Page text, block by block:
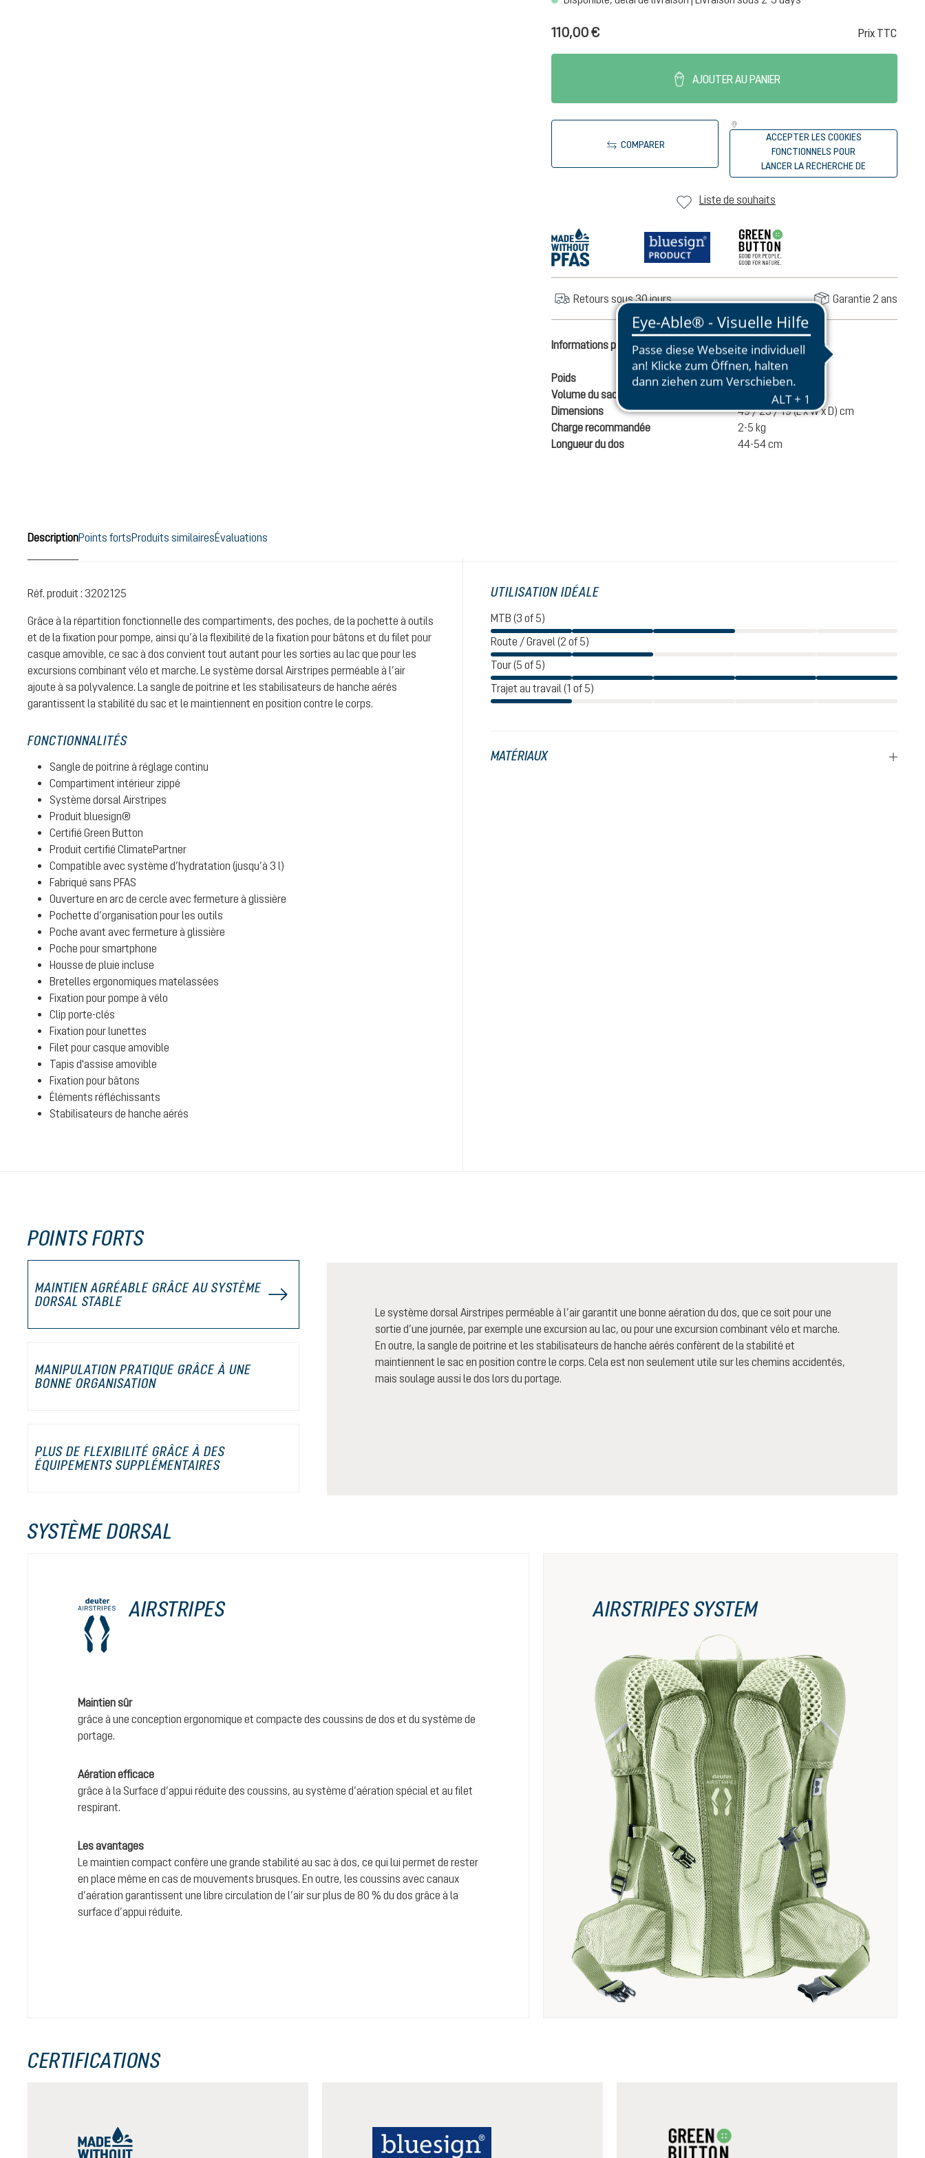
110,00 € Prix TTC
AJOUTER AU PANIER
COMPARER
ACCEPTER LES COOKIES
FONCTIONNELS POUR
LANCER LA RECHERCHE DE
REVENDEURS
Liste de souhaits
Retours sous 30 jours Garantie 2 ans
Informations produit
Poids
720 g
Volume du sac à dos
20 liters
Dimensions
49 / 25 / 19 (L x W x D) cm
Charge recommandée
2-5 kg
Longueur du dos
44-54 cm
DescriptionPoints fortsProduits similairesÉvaluations
Réf. produit : 3202125
Grâce à la répartition fonctionnelle des compartiments, des poches, de la pochette à outils
et de la fixation pour pompe, ainsi qu’à la flexibilité de la fixation pour bâtons et du filet pour
casque amovible, ce sac à dos convient tout autant pour les sorties au lac que pour les
excursions combinant vélo et marche. Le système dorsal Airstripes perméable à l’air
ajoute à sa polyvalence. La sangle de poitrine et les stabilisateurs de hanche aérés
garantissent la stabilité du sac et le maintiennent en position contre le corps.
FONCTIONNALITÉS
Sangle de poitrine à réglage continu
Compartiment intérieur zippé
Système dorsal Airstripes
Produit bluesign®
Certifié Green Button
Produit certifié ClimatePartner
Compatible avec système d’hydratation (jusqu’à 3 l)
Fabriqué sans PFAS
Ouverture en arc de cercle avec fermeture à glissière
Pochette d’organisation pour les outils
Poche avant avec fermeture à glissière
Poche pour smartphone
Housse de pluie incluse
Bretelles ergonomiques matelassées
Fixation pour pompe à vélo
Clip porte-clés
Fixation pour lunettes
Filet pour casque amovible
Tapis d'assise amovible
Fixation pour bâtons
Éléments réfléchissants
Stabilisateurs de hanche aérés
UTILISATION IDÉALE
MTB (3 of 5)
Route / Gravel (2 of 5)
Tour (5 of 5)
Trajet au travail (1 of 5)
MATÉRIAUX
POINTS FORTS
MAINTIEN AGRÉABLE GRÂCE AU SYSTÈME
DORSAL STABLE
MANIPULATION PRATIQUE GRÂCE À UNE
BONNE ORGANISATION
PLUS DE FLEXIBILITÉ GRÂCE À DES
ÉQUIPEMENTS SUPPLÉMENTAIRES
Le système dorsal Airstripes perméable à l’air garantit une bonne aération du dos, que ce soit pour une
sortie d’une journée, par exemple une excursion au lac, ou pour une excursion combinant vélo et marche.
En outre, la sangle de poitrine et les stabilisateurs de hanche aérés confèrent de la stabilité et
maintiennent le sac en position contre le corps. Cela est non seulement utile sur les chemins accidentés,
mais soulage aussi le dos lors du portage.
SYSTÈME DORSAL
AIRSTRIPES
Maintien sûr
grâce à une conception ergonomique et compacte des coussins de dos et du système de
portage.
Aération efficace
grâce à la Surface d’appui réduite des coussins, au système d’aération spécial et au filet
respirant.
Les avantages
Le maintien compact confère une grande stabilité au sac à dos, ce qui lui permet de rester
en place même en cas de mouvements brusques. En outre, les coussins avec canaux
d’aération garantissent une libre circulation de l’air sur plus de 80 % du dos grâce à la
surface d’appui réduite.
AIRSTRIPES SYSTEM
CERTIFICATIONS